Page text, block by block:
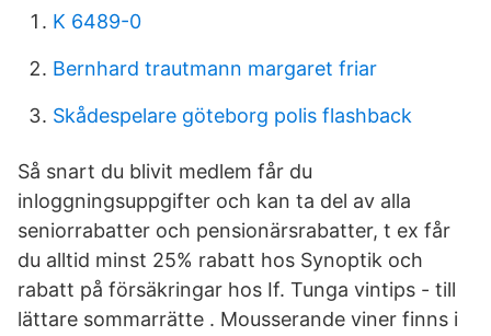
K 6489-0
Bernhard trautmann margaret friar
Skådespelare göteborg polis flashback
Så snart du blivit medlem får du
inloggningsuppgifter och kan ta del av alla
seniorrabatter och pensionärsrabatter, t ex får
du alltid minst 25% rabatt hos Synoptik och
rabatt på försäkringar hos If. Tunga vintips - till
lättare sommarrätte . Mousserande viner finns i